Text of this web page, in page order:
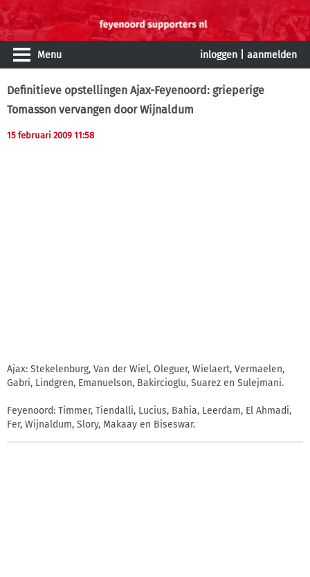
Menu inloggen aanmelden
Definitieve opstellingen Ajax-Feyenoord: grieperige
Tomasson vervangen door Wijnaldum
15 februari 2009 11:58
Ajax: Stekelenburg, Van der Wiel, Oleguer, Wielaert, Vermaelen,
Gabri, Lindgren, Emanuelson, Bakircioglu, Suarez en Sulejmani.
Feyenoord: Timmer, Tiendalli, Lucius, Bahia, Leerdam, El Ahmadi,
Fer, Wijnaldum, Slory, Makaay en Biseswar.